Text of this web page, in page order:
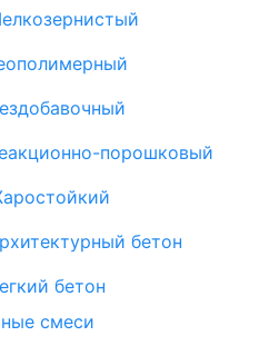
порошковый
бетон
бетон
смеси